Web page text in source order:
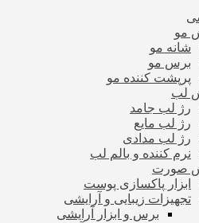
مو
شانه مو
برس مو
پرپشت کننده مو
لب
رژ لب جامد
رژ لب مایع
رژ لب مدادی
نرم کننده و بالم لب
صورت
ابزار پاکسازی پوست
تجهیزات زیبایی و آرایشی
برس و ابزار آرایشی